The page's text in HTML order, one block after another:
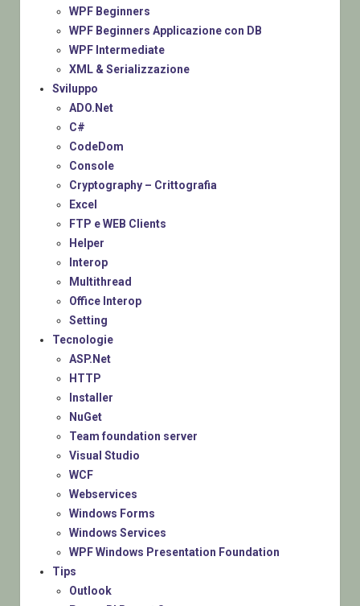
WPF Beginners
WPF Beginners Applicazione con DB
WPF Intermediate
XML & Serializzazione
Sviluppo
ADO.Net
C#
CodeDom
Console
Cryptography – Crittografia
Excel
FTP e WEB Clients
Helper
Interop
Multithread
Office Interop
Setting
Tecnologie
ASP.Net
HTTP
Installer
NuGet
Team foundation server
Visual Studio
WCF
Webservices
Windows Forms
Windows Services
WPF Windows Presentation Foundation
Tips
Outlook